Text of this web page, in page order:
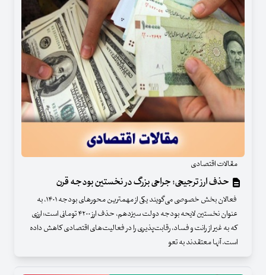
مقالات اقتصادی
حذف ارز ترجیحی؛ جراحی بزرگ در نخستین بودجه قرن
فعالان بخش خصوصی می‌گویند یکی از مهمترین محورهای بودجه ۱۴۰۱، به
عنوان نخستین لایحه بودجه دولت سیزدهم، حذف ارز ۴۲۰۰ تومانی است؛ ارزی
که به غیر از رانت و فساد، رقابت‌پذیری را در فعالیت‌های اقتصادی کاهش داده
است. آنها معتقدند به تعو